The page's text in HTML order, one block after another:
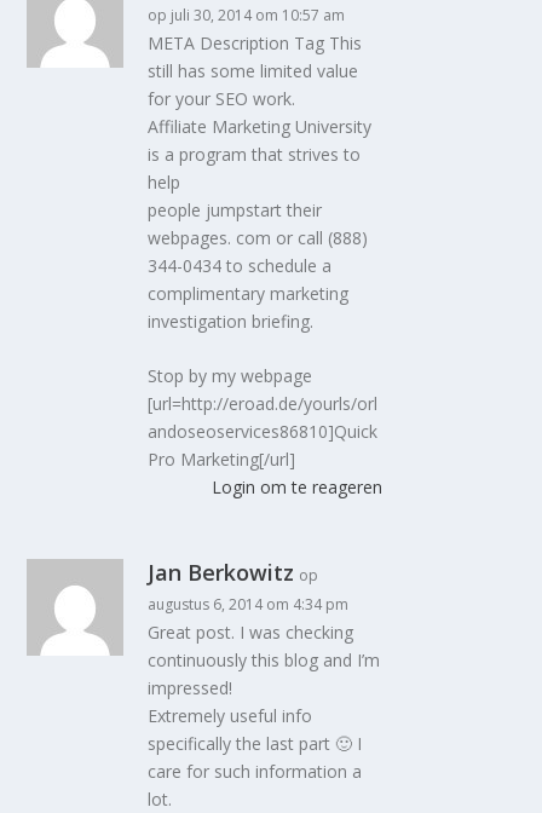
op juli 30, 2014 om 10:57 am
META Description Tag This
still has some limited value
for your SEO work.
Affiliate Marketing University
is a program that strives to
help
people jumpstart their
webpages. com or call (888)
344-0434 to schedule a
complimentary marketing
investigation briefing.
Stop by my webpage
[url=http://eroad.de/yourls/orl
andoseoservices86810]Quick
Pro Marketing[/url]
Login om te reageren
Jan Berkowitz op
augustus 6, 2014 om 4:34 pm
Great post. I was checking
continuously this blog and I’m
impressed!
Extremely useful info
specifically the last part 🙂 I
care for such information a
lot.